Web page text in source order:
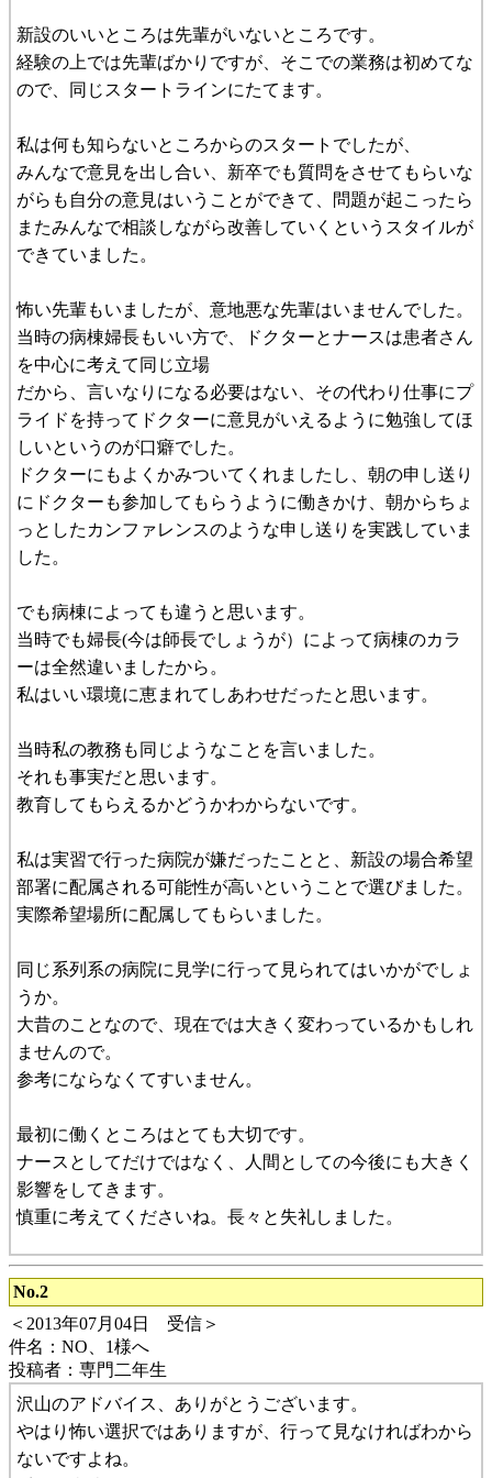
新設のいいところは先輩がいないところです。
経験の上では先輩ばかりですが、そこでの業務は初めてな
ので、同じスタートラインにたてます。
私は何も知らないところからのスタートでしたが、
みんなで意見を出し合い、新卒でも質問をさせてもらいな
がらも自分の意見はいうことができて、問題が起こったら
またみんなで相談しながら改善していくというスタイルが
できていました。
怖い先輩もいましたが、意地悪な先輩はいませんでした。
当時の病棟婦長もいい方で、ドクターとナースは患者さん
を中心に考えて同じ立場
だから、言いなりになる必要はない、その代わり仕事にプ
ライドを持ってドクターに意見がいえるように勉強してほ
しいというのが口癖でした。
ドクターにもよくかみついてくれましたし、朝の申し送り
にドクターも参加してもらうように働きかけ、朝からちょ
っとしたカンファレンスのような申し送りを実践していま
した。
でも病棟によっても違うと思います。
当時でも婦長(今は師長でしょうが）によって病棟のカラ
ーは全然違いましたから。
私はいい環境に恵まれてしあわせだったと思います。
当時私の教務も同じようなことを言いました。
それも事実だと思います。
教育してもらえるかどうかわからないです。
私は実習で行った病院が嫌だったことと、新設の場合希望
部署に配属される可能性が高いということで選びました。
実際希望場所に配属してもらいました。
同じ系列系の病院に見学に行って見られてはいかがでしょ
うか。
大昔のことなので、現在では大きく変わっているかもしれ
ませんので。
参考にならなくてすいません。
最初に働くところはとても大切です。
ナースとしてだけではなく、人間としての今後にも大きく
影響をしてきます。
慎重に考えてくださいね。長々と失礼しました。
No.2
＜2013年07月04日 受信＞
件名：NO、1様へ
投稿者：専門二年生
沢山のアドバイス、ありがとうございます。
やはり怖い選択ではありますが、行って見なければわから
ないですよね。